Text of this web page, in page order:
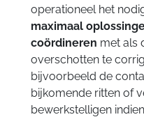
operationeel het
maximaal
coördineren met als
overschotten te
bijvoorbeeld de
bijkomende ritten of
bewerkstelligen